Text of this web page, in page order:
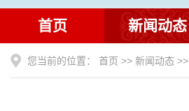
首页 新闻动态
您当前的位置： 首页 >> 新闻动态 >>